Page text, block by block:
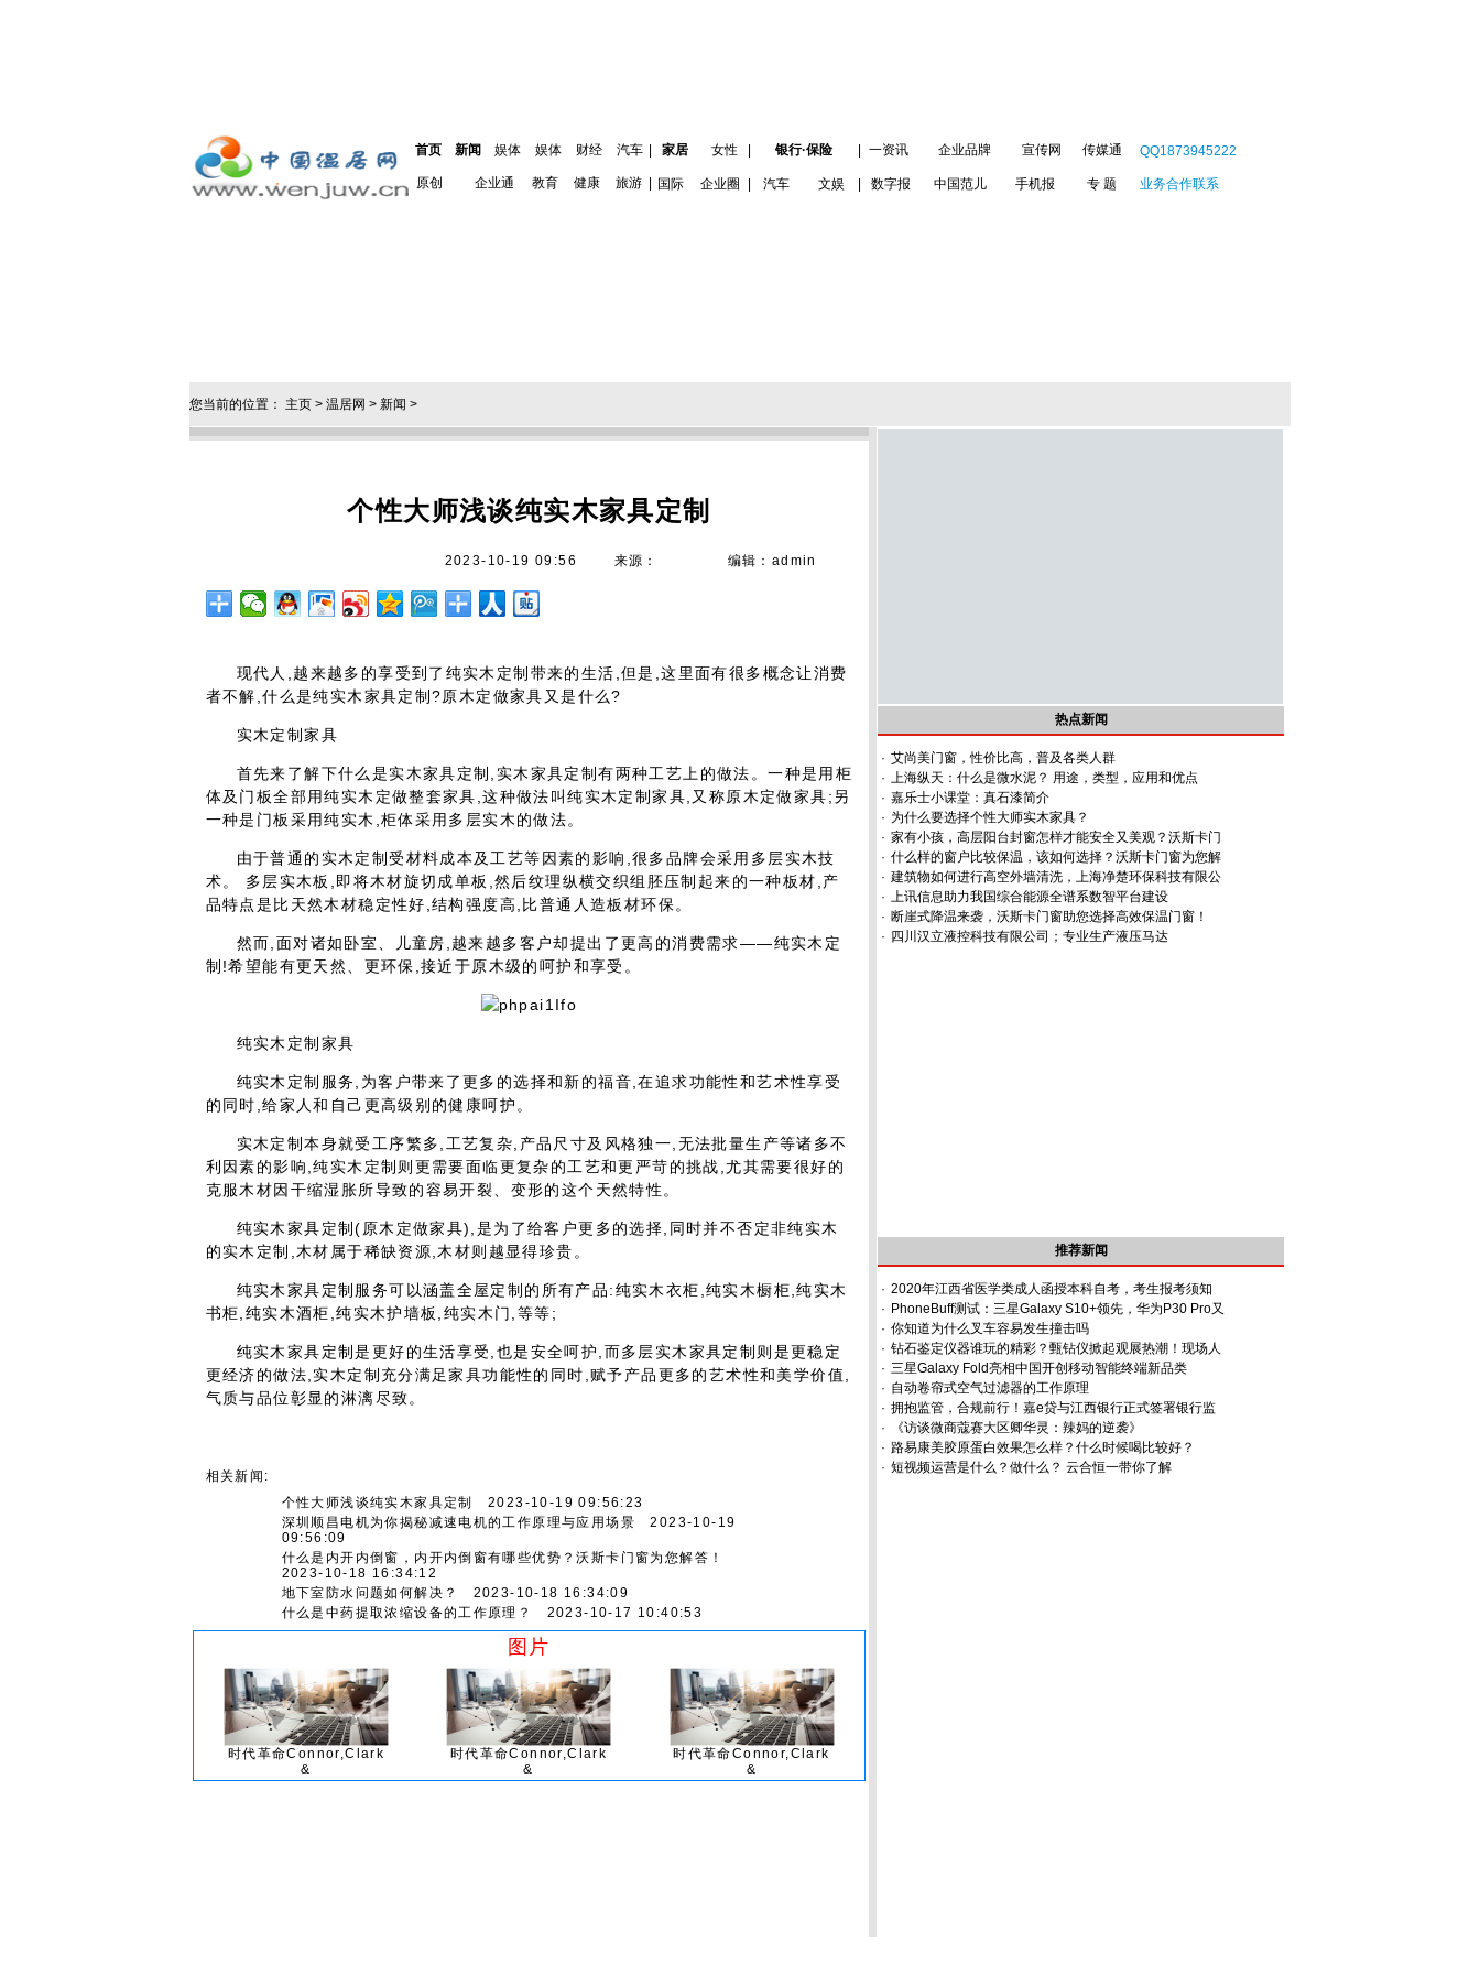
首页 新闻 娱体 娱体 财经 汽车 家居 女性 银行·保险 一资讯 企业品牌 宣传网 传媒通
原创 企业通 教育 健康 旅游 国际 企业圈 汽车 文娱 数字报 中国范儿 手机报 专 题
QQ1873945222
业务合作联系
您当前的位置： 主页 > 温居网 > 新闻 >
个性大师浅谈纯实木家具定制
2023-10-19 09:56 来源： 编辑：admin
现代人,越来越多的享受到了纯实木定制带来的生活,但是,这里面有很多概念让消费
者不解,什么是纯实木家具定制?原木定做家具又是什么?
实木定制家具
首先来了解下什么是实木家具定制,实木家具定制有两种工艺上的做法。一种是用柜
体及门板全部用纯实木定做整套家具,这种做法叫纯实木定制家具,又称原木定做家具;另
一种是门板采用纯实木,柜体采用多层实木的做法。
由于普通的实木定制受材料成本及工艺等因素的影响,很多品牌会采用多层实木技
术。 多层实木板,即将木材旋切成单板,然后纹理纵横交织组胚压制起来的一种板材,产
品特点是比天然木材稳定性好,结构强度高,比普通人造板材环保。
然而,面对诸如卧室、儿童房,越来越多客户却提出了更高的消费需求——纯实木定
制!希望能有更天然、更环保,接近于原木级的呵护和享受。
纯实木定制家具
纯实木定制服务,为客户带来了更多的选择和新的福音,在追求功能性和艺术性享受
的同时,给家人和自己更高级别的健康呵护。
实木定制本身就受工序繁多,工艺复杂,产品尺寸及风格独一,无法批量生产等诸多不
利因素的影响,纯实木定制则更需要面临更复杂的工艺和更严苛的挑战,尤其需要很好的
克服木材因干缩湿胀所导致的容易开裂、变形的这个天然特性。
纯实木家具定制(原木定做家具),是为了给客户更多的选择,同时并不否定非纯实木
的实木定制,木材属于稀缺资源,木材则越显得珍贵。
纯实木家具定制服务可以涵盖全屋定制的所有产品:纯实木衣柜,纯实木橱柜,纯实木
书柜,纯实木酒柜,纯实木护墙板,纯实木门,等等;
纯实木家具定制是更好的生活享受,也是安全呵护,而多层实木家具定制则是更稳定
更经济的做法,实木定制充分满足家具功能性的同时,赋予产品更多的艺术性和美学价值,
气质与品位彰显的淋漓尽致。
相关新闻:
个性大师浅谈纯实木家具定制
2023-10-19 09:56:23
深圳顺昌电机为你揭秘减速电机的工作原理与应用场景 2023-10-19
09:56:09
什么是内开内倒窗，内开内倒窗有哪些优势？沃斯卡门窗为您解答！
2023-10-18 16:34:12
地下室防水问题如何解决？
2023-10-18 16:34:09
什么是中药提取浓缩设备的工作原理？
2023-10-17 10:40:53
图片
时代革命Connor,Clark
&
时代革命Connor,Clark
&
时代革命Connor,Clark
&
热点新闻
· 艾尚美门窗，性价比高，普及各类人群
· 上海纵天：什么是微水泥？ 用途，类型，应用和优点
· 嘉乐士小课堂：真石漆简介
· 为什么要选择个性大师实木家具？
· 家有小孩，高层阳台封窗怎样才能安全又美观？沃斯卡门
· 什么样的窗户比较保温，该如何选择？沃斯卡门窗为您解
· 建筑物如何进行高空外墙清洗，上海净楚环保科技有限公
· 上讯信息助力我国综合能源全谱系数智平台建设
· 断崖式降温来袭，沃斯卡门窗助您选择高效保温门窗！
· 四川汉立液控科技有限公司；专业生产液压马达
推荐新闻
· 2020年江西省医学类成人函授本科自考，考生报考须知
· PhoneBuff测试：三星Galaxy S10+领先，华为P30 Pro又
· 你知道为什么叉车容易发生撞击吗
· 钻石鉴定仪器谁玩的精彩？甄钻仪掀起观展热潮！现场人
· 三星Galaxy Fold亮相中国开创移动智能终端新品类
· 自动卷帘式空气过滤器的工作原理
· 拥抱监管，合规前行！嘉e贷与江西银行正式签署银行监
·
《访谈微商蔻赛大区卿华灵：辣妈的逆袭》
· 路易康美胶原蛋白效果怎么样？什么时候喝比较好？
· 短视频运营是什么？做什么？ 云合恒一带你了解